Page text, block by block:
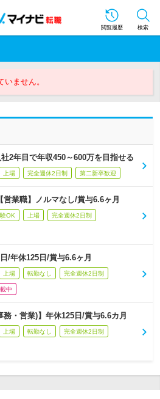
閲覧履歴 検索
ません。
2年目で年収450～600万を目指せる
上場 完全週休2日制 第二新卒歓迎
業職】ノルマなし/賞与6.6ヶ月
OK 上場 完全週休2日制
/年休125日/賞与6.6ヶ月
上場 転勤なし 完全週休2日制
中
・営業)】年休125日/賞与6.6カ月
上場 転勤なし 完全週休2日制